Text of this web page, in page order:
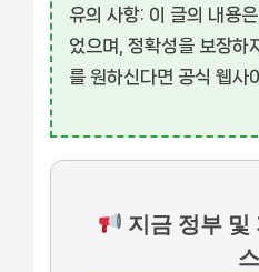
유의 사항: 이 글의 내용
었으며, 정확성을 보장하
를 원하신다면 공식 웹사
지금 정부 및
스